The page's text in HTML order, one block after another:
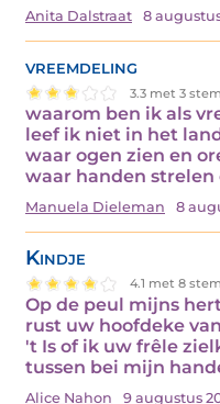
Anita Dalstraat 8
vreemdeling
3.3 met 3
waarom ben ik als
leef ik niet in het
waar ogen zien en
waar handen
Manuela Dieleman 8
Kindje
4.1 met 8
Op de peul mijns
rust uw hoofdeke
't Is of ik uw frêle
tussen bei mijn
Alice Nahon 9 augustus